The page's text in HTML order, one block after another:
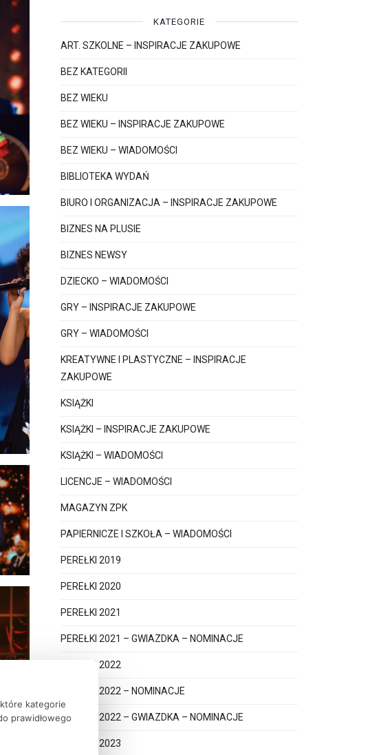
KATEGORIE
ART. SZKOLNE – INSPIRACJE ZAKUPOWE
BEZ KATEGORII
BEZ WIEKU
BEZ WIEKU – INSPIRACJE ZAKUPOWE
BEZ WIEKU – WIADOMOŚCI
BIBLIOTEKA WYDAŃ
BIURO I ORGANIZACJA – INSPIRACJE ZAKUPOWE
BIZNES NA PLUSIE
BIZNES NEWSY
DZIECKO – WIADOMOŚCI
GRY – INSPIRACJE ZAKUPOWE
GRY – WIADOMOŚCI
KREATYWNE I PLASTYCZNE – INSPIRACJE
ZAKUPOWE
KSIĄŻKI
KSIĄŻKI – INSPIRACJE ZAKUPOWE
KSIĄŻKI – WIADOMOŚCI
LICENCJE – WIADOMOŚCI
MAGAZYN ZPK
PAPIERNICZE I SZKOŁA – WIADOMOŚCI
PEREŁKI 2019
PEREŁKI 2020
PEREŁKI 2021
PEREŁKI 2021 – GWIAZDKA – NOMINACJE
PEREŁKI 2022
PEREŁKI 2022 – NOMINACJE
PEREŁKI 2022 – GWIAZDKA – NOMINACJE
PEREŁKI 2023
kategorie
prawidłowego